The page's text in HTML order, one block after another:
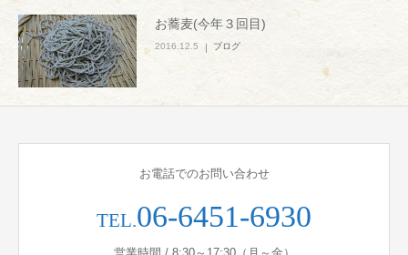
お蕎麦(今年３回目)
2016.12.5 ブログ
お電話でのお問い合わせ
TEL.06-6451-6930